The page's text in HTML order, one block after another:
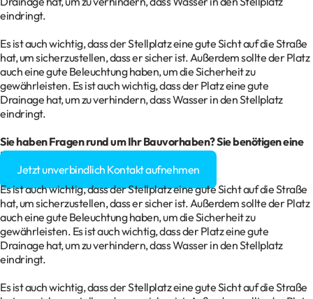
eindringt.
Es ist auch wichtig, dass der Stellplatz eine gute Sicht auf die Straße
hat, um sicherzustellen, dass er sicher ist. Außerdem sollte der Platz
auch eine gute Beleuchtung haben, um die Sicherheit zu
gewährleisten. Es ist auch wichtig, dass der Platz eine gute
Drainage hat, um zu verhindern, dass Wasser in den Stellplatz
eindringt.
Sie haben Fragen rund um IhrBauvorhaben? Sie benötigen eine
Baugenehmigung?
Jetzt unverbindlich Kontakt aufnehmen
Es ist auch wichtig, dass der Stellplatz eine gute Sicht auf die Straße
hat, um sicherzustellen, dass er sicher ist. Außerdem sollte der Platz
auch eine gute Beleuchtung haben, um die Sicherheit zu
gewährleisten. Es ist auch wichtig, dass der Platz eine gute
Drainage hat, um zu verhindern, dass Wasser in den Stellplatz
eindringt.
Es ist auch wichtig, dass der Stellplatz eine gute Sicht auf die Straße